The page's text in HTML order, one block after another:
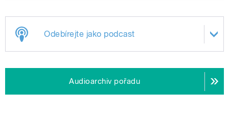
Odebírejte jako podcast
Audioarchiv pořadu